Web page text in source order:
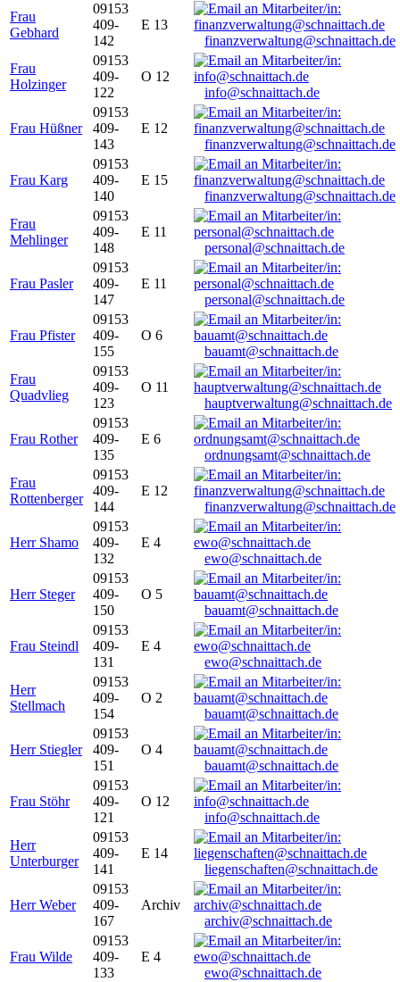
Frau
Gebhard
09153
409-
142
E 13
finanzverwaltung@schnaittach.de
Frau
Holzinger
09153
409-
122
O 12
info@schnaittach.de
Frau Hüßner
09153
409-
143
E 12
finanzverwaltung@schnaittach.de
Frau Karg
09153
409-
140
E 15
finanzverwaltung@schnaittach.de
Frau
Mehlinger
09153
409-
148
E 11
personal@schnaittach.de
Frau Pasler
09153
409-
147
E 11
personal@schnaittach.de
Frau Pfister
09153
409-
155
O 6
bauamt@schnaittach.de
Frau
Quadvlieg
09153
409-
123
O 11
hauptverwaltung@schnaittach.de
Frau Rother
09153
409-
135
E 6
ordnungsamt@schnaittach.de
Frau
Rottenberger
09153
409-
144
E 12
finanzverwaltung@schnaittach.de
Herr Shamo
09153
409-
132
E 4
ewo@schnaittach.de
Herr Steger
09153
409-
150
O 5
bauamt@schnaittach.de
Frau Steindl
09153
409-
131
E 4
ewo@schnaittach.de
Herr
Stellmach
09153
409-
154
O 2
bauamt@schnaittach.de
Herr Stiegler
09153
409-
151
O 4
bauamt@schnaittach.de
Frau Stöhr
09153
409-
121
O 12
info@schnaittach.de
Herr
Unterburger
09153
409-
141
E 14
liegenschaften@schnaittach.de
Herr Weber
09153
409-
167
Archiv
archiv@schnaittach.de
Frau Wilde
09153
409-
133
E 4
ewo@schnaittach.de